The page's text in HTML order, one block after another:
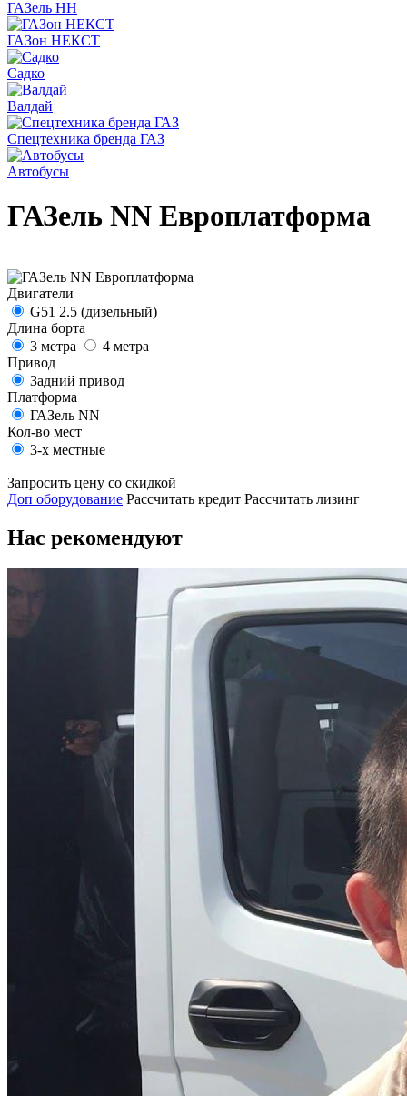
ГАЗель НН
ГАЗон НЕКСТ
Садко
Валдай
Спецтехника бренда ГАЗ
Автобусы
ГАЗель NN Европлатформа
Двигатели
G51 2.5 (дизельный)
Длина борта
3 метра
4 метра
Привод
Задний привод
Платформа
ГАЗель NN
Кол-во мест
3-х местные
Запросить цену со скидкой
Доп оборудование Рассчитать кредит Рассчитать лизинг
Нас рекомендуют